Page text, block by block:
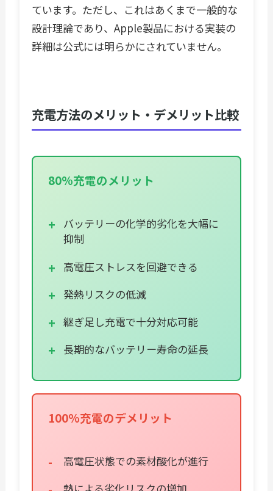
ています。ただし、これはあくまで一般的な
設計理論であり、Apple製品における実装の
詳細は公式には明らかにされていません。
充電方法のメリット・デメリット比較
80%充電のメリット
バッテリーの化学的劣化を大幅に
抑制
高電圧ストレスを回避できる
発熱リスクの低減
継ぎ足し充電で十分対応可能
長期的なバッテリー寿命の延長
100%充電のデメリット
高電圧状態での素材酸化が進行